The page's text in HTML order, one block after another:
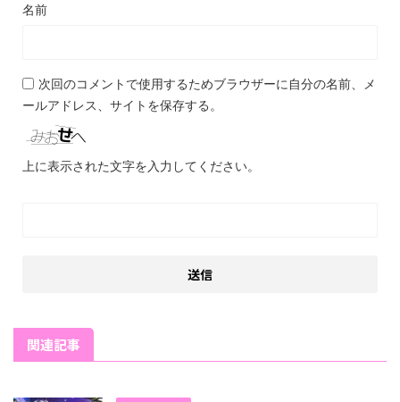
名前
次回のコメントで使用するためブラウザーに自分の名前、メ
ールアドレス、サイトを保存する。
上に表示された文字を入力してください。
関連記事